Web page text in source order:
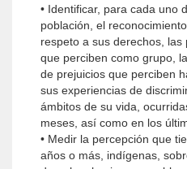
• Identificar, para cada uno
población, el
respeto a sus derechos,
que perciben como grupo,
de prejuicios que perciben
sus experiencias de
ámbitos de su vida,
meses, así como en los
• Medir la percepción que
años o más, indígenas,